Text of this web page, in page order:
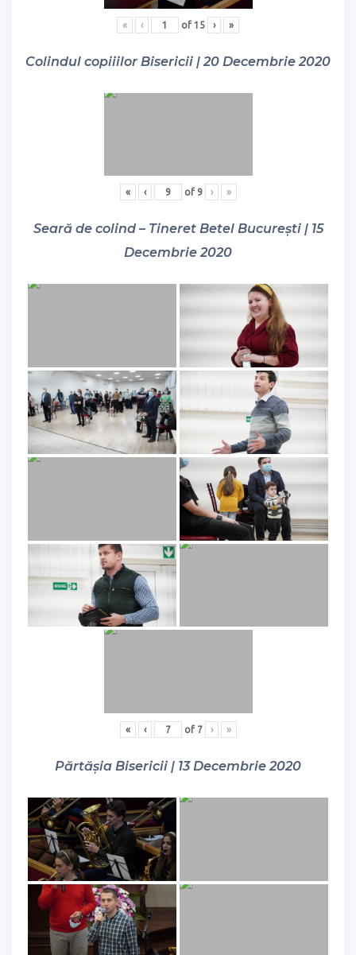
« ‹ of 15 › »
Colindul copiiilor Bisericii | 20 Decembrie 2020
« ‹ of 9 › »
Seară de colind – Tineret Betel București | 15
Decembrie 2020
« ‹ of 7 › »
Părtășia Bisericii | 13 Decembrie 2020